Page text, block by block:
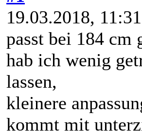
19.03.2018, 11:31
passt bei 184 cm
hab ich wenig
lassen,
kleinere
kommt mit